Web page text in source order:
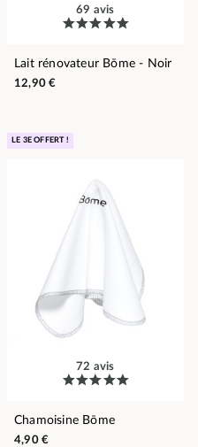
69 avis
Lait rénovateur Bōme - Noir
12,90 €
LE 3E OFFERT !
72 avis
Chamoisine Bōme
4,90 €